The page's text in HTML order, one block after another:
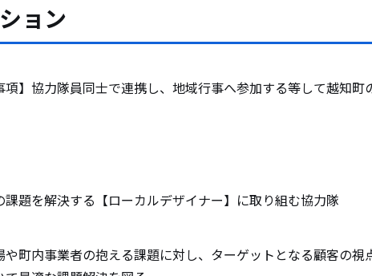
ョン
項】協力隊員同士で連携し、地域行事へ参加する等して越知
題を解決する【ローカルデザイナー】に取り組む協力隊
や町内事業者の抱える課題に対し、ターゲットとなる顧客の